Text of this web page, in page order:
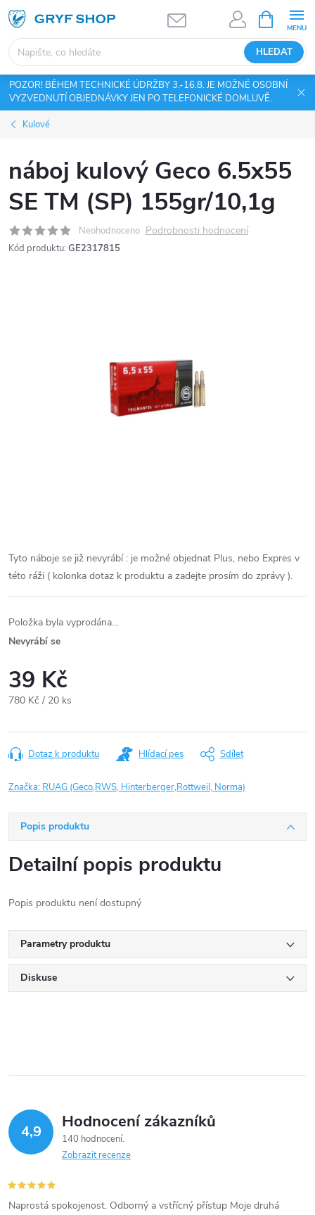
Přejít
na
obsah
HLEDAT
NÁKUPNÍ
KOŠÍK
POZOR! BĚHEM TECHNICKÉ ÚDRŽBY 3.-16.8. JE MOŽNÉ OSOBNÍ
VYZVEDNUTÍ OBJEDNÁVKY JEN PO TELEFONICKÉ DOMLUVĚ.
Kulové
náboj kulový Geco 6.5x55
SE TM (SP) 155gr/10,1g
Neohodnoceno Podrobnosti hodnocení
Kód produktu: GE2317815
Tyto náboje se již nevyrábí : je možné objednat Plus, nebo Expres v
této ráži ( kolonka dotaz k produktu a zadejte prosím do zprávy ).
Položka byla vyprodána…
Nevyrábí se
39 Kč
Měrná
780 Kč / 20 ks
Dotaz k produktu Hlídací pes Sdílet
Značka: RUAG (Geco,RWS, Hinterberger,Rottweil, Norma)
Popis produktu
Detailní popis produktu
Popis produktu není dostupný
Parametry produktu
Diskuse
4,9 Hodnocení zákazníků
140 hodnocení
Zobrazit recenze
Naprostá spokojenost. Odborný a vstřícný přístup Moje druhá